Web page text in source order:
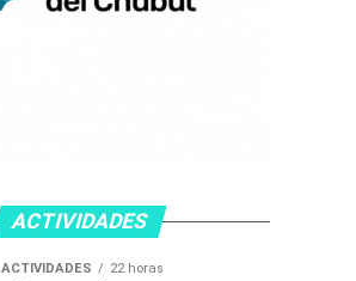
ACTIVIDADES
ACTIVIDADES 22 horas